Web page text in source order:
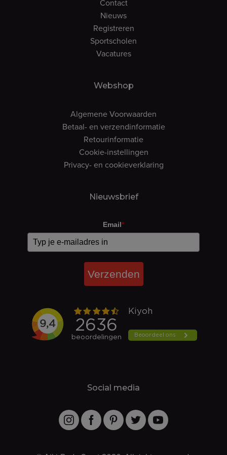
Contact
Nieuws
Registreren
Sportscholen
Vacatures
Webshop
Algemene Voorwaarden
Betaal- en verzendinformatie
Retourinformatie
Cookie-instellingen
Privacy- en cookieverklaring
Nieuwsbrief
Email*
Verzenden
Social media